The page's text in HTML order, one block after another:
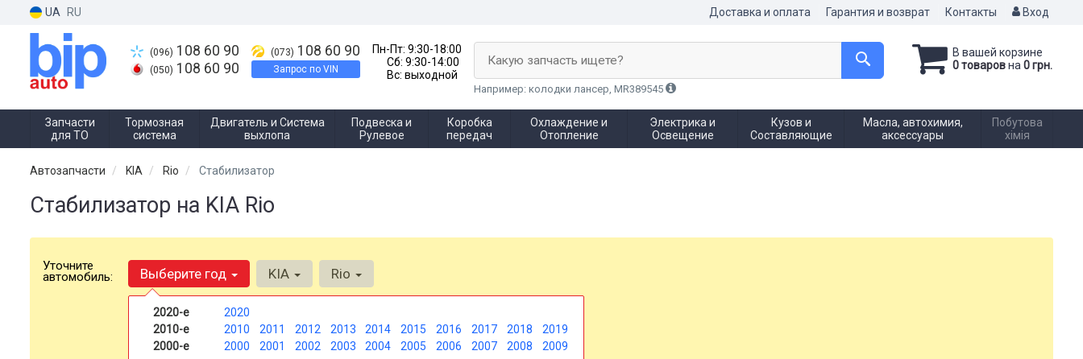
UA RU Доставка и оплата Гарантия и возврат Контакты Вход
(096) 108 60 90
(050) 108 60 90
(073) 108 60 90
Запрос по VIN
Пн-Пт: 9:30-18:00
Сб: 9:30-14:00
Вс: выходной
В вашей корзине
0 товаровна 0 грн.
Какую запчасть ищете?
Например: колодки лансер, MR389545
Запчасти
для ТО
Тормозная
система
Двигатель и Система
выхлопа
Подвеска и
Рулевое
Коробка
передач
Охлаждение и
Отопление
Электрика и
Освещение
Кузов и
Составляющие
Масла, автохимия,
аксессуары
Побутова
хімія
Автозапчасти KIA Rio Стабилизатор
Стабилизатор на KIA Rio
Уточните
автомобиль: Выберите год
2020-е
2020
2010-е
2010 2011 2012 2013 2014 2015 2016 2017 2018
2019
2000-е
2000 2001 2002 2003 2004 2005 2006 2007 2008 2009
KIA Rio